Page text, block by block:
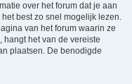
over het forum dat je aan
best zo snel mogelijk lezen.
van het forum waarin ze
het van de vereiste
plaatsen. De benodigde